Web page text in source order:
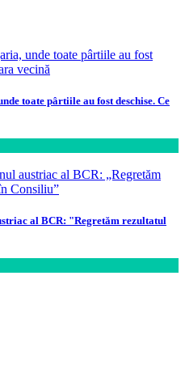
toate pârtiile au fost deschise. Ce
al BCR: "Regretăm rezultatul